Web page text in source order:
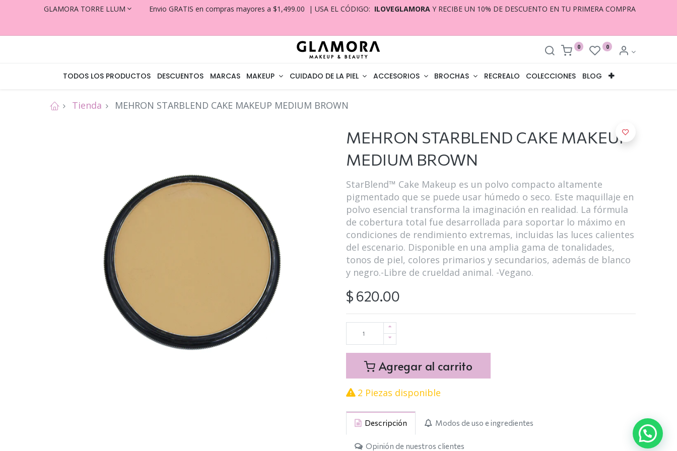
GLAMORA TORRE LLUM Envio GRATIS en compras mayores a $1,499.00 | USA EL CÓDIGO: ILOVEGLAMORA Y RECIBE UN 10% DE DESCUENTO EN TU PRIMERA COMPRA
0 0
TODOS LOS PRODUCTOS DESCUENTOS MARCAS MAKEUP CUIDADO DE LA PIEL ACCESORIOS BROCHAS RECREALO COLECCIONES BLOG
Tienda MEHRON STARBLEND CAKE MAKEUP MEDIUM BROWN
MEHRON STARBLEND CAKE MAKEUP
MEDIUM BROWN
StarBlend™ Cake Makeup es un polvo compacto altamente
pigmentado que se puede usar húmedo o seco. Este maquillaje en
polvo esencial transforma la imaginación en realidad. La fórmula
de cobertura total fue desarrollada para soportar lo máximo en
condiciones de rendimiento extremas, incluidas las luces calientes
del escenario. Disponible en una amplia gama de tonalidades,
tonos de piel, colores primarios y secundarios, además de blanco
y negro.-Libre de crueldad animal. -Vegano.
$ 620.00
Agregar al carrito
2 Piezas disponible
Descripción Modos de uso e ingredientes
Opinión de nuestros clientes